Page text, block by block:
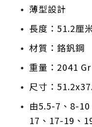
薄型設計
長度：51.2厘
材質：鉻釩鋼
重量：2041 Gr
尺寸：
由5.5-7、8-
17、17-19、